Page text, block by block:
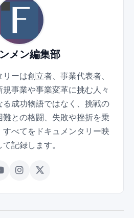
メン編集部
ーは創立者、事業代表者、
事業や事業変革に挑む人々
る成功物語ではなく、挑戦の
との格闘、失敗や挫折を乗
すべてをドキュメンタリー映
記録します。